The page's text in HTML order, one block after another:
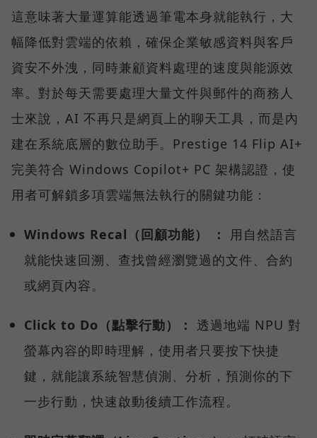
這意味著大量運算能透過筆電本身就能執行，大
幅降低對雲端的依賴，確保企業敏感資料與客戶
資安不外洩，同時兼顧資料處理的速度與能源效
率。對於每天需要處理大量文件與郵件的商務人
士來說，AI 不再只是網頁上的聊天工具，而是內
建在系統底層的數位助手。Prestige 14 Flip AI+
完美符合 Windows Copilot+ PC 架構認證，使
用者可解鎖多項雲端無法執行的關鍵功能：
Windows Recal（回顧功能） ：
用自然語言
就能快速回溯、查找曾經瀏覽過的文件、合約
或網頁內容。
Click to Do（點擊行動）： 透過地端 NPU 對
螢幕內容的即時理解，使用者只要按下快捷
鍵，就能讓系統智慧偵測、分析，預測你的下
一步行動，快速啟動後續工作流程。